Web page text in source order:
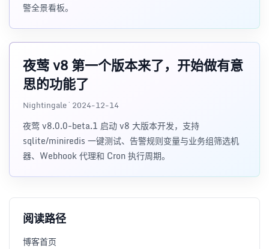
警全景看板。
夜莺 v8 第一个版本来了，开始做有意
思的功能了
Nightingale · 2024-12-14
夜莺 v8.0.0-beta.1 启动 v8 大版本开发，支持
sqlite/miniredis 一键测试、告警规则变量与业务组筛选机
器、Webhook 代理和 Cron 执行周期。
阅读路径
博客首页